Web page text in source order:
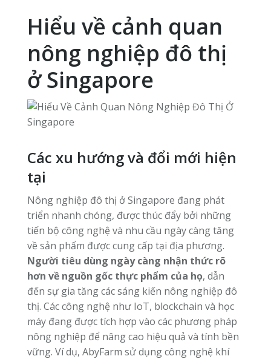
Hiểu về cảnh quan
nông nghiệp đô thị
ở Singapore
Các xu hướng và đổi mới hiện
tại
Nông nghiệp đô thị ở Singapore đang phát
triển nhanh chóng, được thúc đẩy bởi những
tiến bộ công nghệ và nhu cầu ngày càng tăng
về sản phẩm được cung cấp tại địa phương.
Người tiêu dùng ngày càng nhận thức rõ
hơn về nguồn gốc thực phẩm của họ, dẫn
đến sự gia tăng các sáng kiến nông nghiệp đô
thị. Các công nghệ như IoT, blockchain và học
máy đang được tích hợp vào các phương pháp
nông nghiệp để nâng cao hiệu quả và tính bền
vững. Ví dụ, AbyFarm sử dụng công nghệ khí